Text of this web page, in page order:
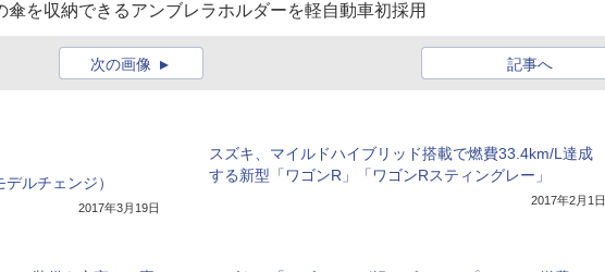
傘を収納できるアンブレラホルダーを軽自動車初採用
次の画像 記事へ
ルチェンジ）
2017年3月19日
スズキ、マイルドハイブリッド搭載で燃費33.4km/L達成
する新型「ワゴンR」「ワゴンRスティングレー」
2017年2月1日